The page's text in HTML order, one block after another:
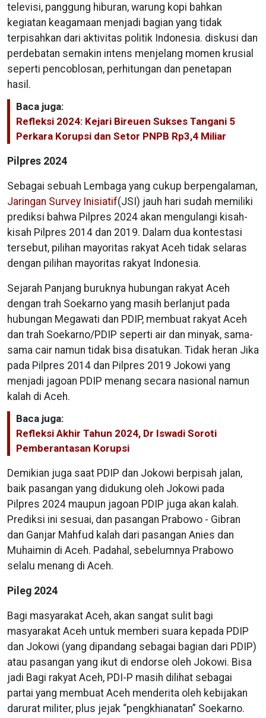
televisi, panggung hiburan, warung kopi bahkan
kegiatan keagamaan menjadi bagian yang tidak
terpisahkan dari aktivitas politik Indonesia. diskusi dan
perdebatan semakin intens menjelang momen krusial
seperti pencoblosan, perhitungan dan penetapan
hasil.
Baca juga:
Refleksi 2024: Kejari Bireuen Sukses Tangani 5
Perkara Korupsi dan Setor PNPB Rp3,4 Miliar
Pilpres 2024
Sebagai sebuah Lembaga yang cukup berpengalaman,
Jaringan Survey Inisiatif(JSI) jauh hari sudah memiliki
prediksi bahwa Pilpres 2024 akan mengulangi kisah-
kisah Pilpres 2014 dan 2019. Dalam dua kontestasi
tersebut, pilihan mayoritas rakyat Aceh tidak selaras
dengan pilihan mayoritas rakyat Indonesia.
Sejarah Panjang buruknya hubungan rakyat Aceh
dengan trah Soekarno yang masih berlanjut pada
hubungan Megawati dan PDIP, membuat rakyat Aceh
dan trah Soekarno/PDIP seperti air dan minyak, sama-
sama cair namun tidak bisa disatukan. Tidak heran Jika
pada Pilpres 2014 dan Pilpres 2019 Jokowi yang
menjadi jagoan PDIP menang secara nasional namun
kalah di Aceh.
Baca juga:
Refleksi Akhir Tahun 2024, Dr Iswadi Soroti
Pemberantasan Korupsi
Demikian juga saat PDIP dan Jokowi berpisah jalan,
baik pasangan yang didukung oleh Jokowi pada
Pilpres 2024 maupun jagoan PDIP juga akan kalah.
Prediksi ini sesuai, dan pasangan Prabowo - Gibran
dan Ganjar Mahfud kalah dari pasangan Anies dan
Muhaimin di Aceh. Padahal, sebelumnya Prabowo
selalu menang di Aceh.
Pileg 2024
Bagi masyarakat Aceh, akan sangat sulit bagi
masyarakat Aceh untuk memberi suara kepada PDIP
dan Jokowi (yang dipandang sebagai bagian dari PDIP)
atau pasangan yang ikut di endorse oleh Jokowi. Bisa
jadi Bagi rakyat Aceh, PDI-P masih dilihat sebagai
partai yang membuat Aceh menderita oleh kebijakan
darurat militer, plus jejak “pengkhianatan” Soekarno.